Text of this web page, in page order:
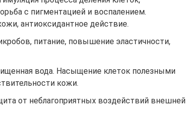
с пигментацией и воспалением.
антиоксидантное действие.
питание, повышение эластичности,
вода. Насыщение клеток полезными
кожи.
от неблагоприятных воздействий внешней